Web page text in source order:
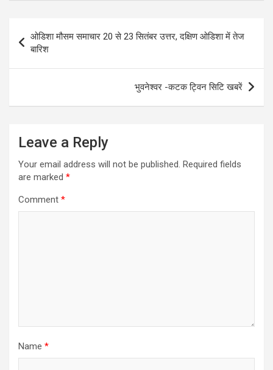
Post
navigation
ओडिशा मौसम समाचार 20 से 23 सितंबर उत्तर, दक्षिण ओडिशा में तेज
बारिश
भुवनेश्वर -कटक ट्विन सिटि खबरें
Leave a Reply
Your email address will not be published. Required fields
are marked *
Comment *
Name *